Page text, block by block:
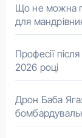
Що не можна
для
Професії
2026 році
Дрон Баба